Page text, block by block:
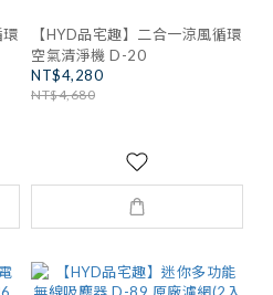
環
【HYD品宅趣】二合一涼風循環
空氣清淨機 D-20
NT$4,280
NT$4,680